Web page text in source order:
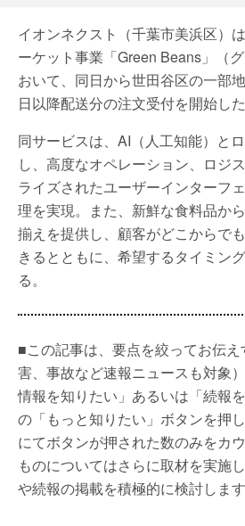
イオンネクスト（千葉市美浜区）
ーケット事業「Green Beans」（
おいて、同日から世田谷区の一部
日以降配送分の注文受付を開始した
同サービスは、AI（人工知能）と
し、高度なオペレーション、ロジ
ライズされたユーザーインターフ
理を実現。また、新鮮な食料品か
揃えを提供し、顧客がどこからで
きるとともに、希望するタイミン
る。
■この記事は、要点を絞ってお伝
害、事故など速報ニュースも対象
情報を知りたい」あるいは「続報
の「もっと知りたい」ボタンを押
にてボタンが押された数のみをカ
ものについてはさらに取材を実施
や続報の掲載を積極的に検討します